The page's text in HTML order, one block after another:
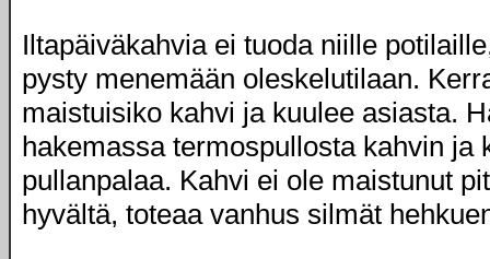
Iltapäiväkahvia ei tuoda niille
pysty menemään oleskelutilaan.
maistuisiko kahvi ja kuulee asiasta.
hakemassa termospullosta kahvin ja
pullanpalaa. Kahvi ei ole maistunut
hyvältä, toteaa vanhus silmät